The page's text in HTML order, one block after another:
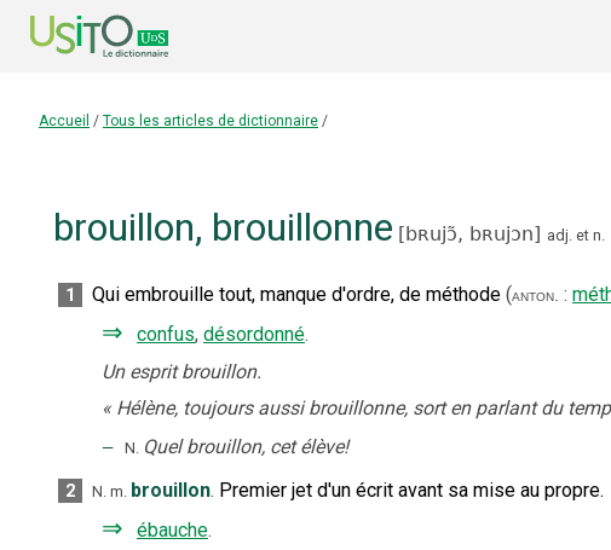
Accueil / Tous les articles de dictionnaire /
brouillon, brouillonne [bʀujɔ̃, bʀujɔn] adj. et n.
1 Qui embrouille tout, manque d'ordre, de méthode (anton. :
⇒ confus, désordonné.
Un esprit brouillon.
« Hélène, toujours aussi brouillonne, sort en parlant du
‒ N. Quel brouillon, cet élève!
2 N. m. brouillon. Premier jet d'un écrit avant sa mise au propre.
⇒ ébauche.